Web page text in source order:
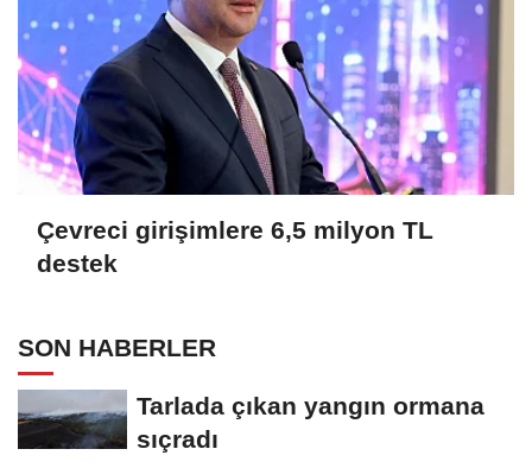
Çevreci girişimlere 6,5 milyon TL
destek
SON HABERLER
Tarlada çıkan yangın ormana
sıçradı